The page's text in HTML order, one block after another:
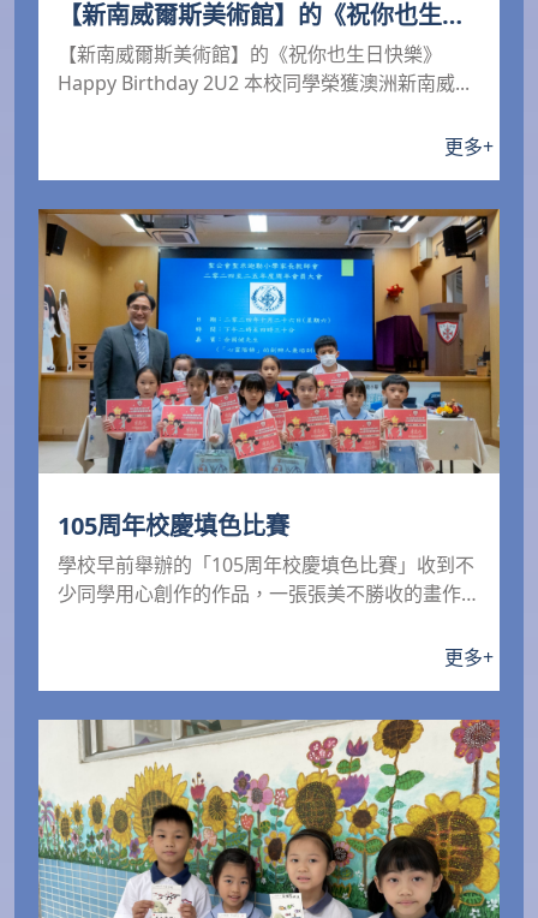
【新南威爾斯美術館】的《祝你也生日
快樂》Happy Birthday 2U2
【新南威爾斯美術館】的《祝你也生日快樂》
Happy Birthday 2U2 本校同學榮獲澳洲新南威...
更多+
105周年校慶填色比賽
學校早前舉辦的「105周年校慶填色比賽」收到不
少同學用心創作的作品，一張張美不勝收的畫作，
更多+